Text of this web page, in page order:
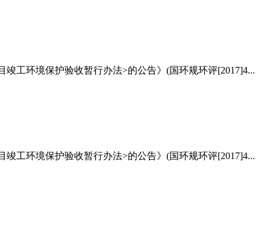
工环境保护验收暂行办法>的公告》(国环规环评[2017]4...
工环境保护验收暂行办法>的公告》(国环规环评[2017]4...